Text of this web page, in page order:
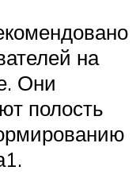
на
Они
полость